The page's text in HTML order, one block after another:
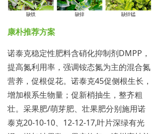
康朴推荐方案
诺泰克稳定性肥料含硝化抑制剂DMPP，
提高氮利用率，强调铵态氮为主的混合氮
营养，促根促花。诺泰克45促侧根生长，
增加根系生物量；促新梢抽生，整齐粗
壮。采果肥/萌芽肥、壮果肥分别施用诺
泰克20-10-10、12-12-17,叶片深绿有光